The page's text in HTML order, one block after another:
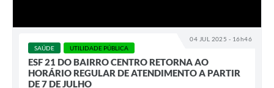
04 JUL 2025 - 16h46
SAÚDE UTILIDADE PÚBLICA
ESF 21 DO BAIRRO CENTRO RETORNA AO
HORÁRIO REGULAR DE ATENDIMENTO A PARTIR
DE 7 DE JULHO